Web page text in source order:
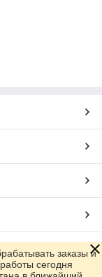
заказы и
сегодня